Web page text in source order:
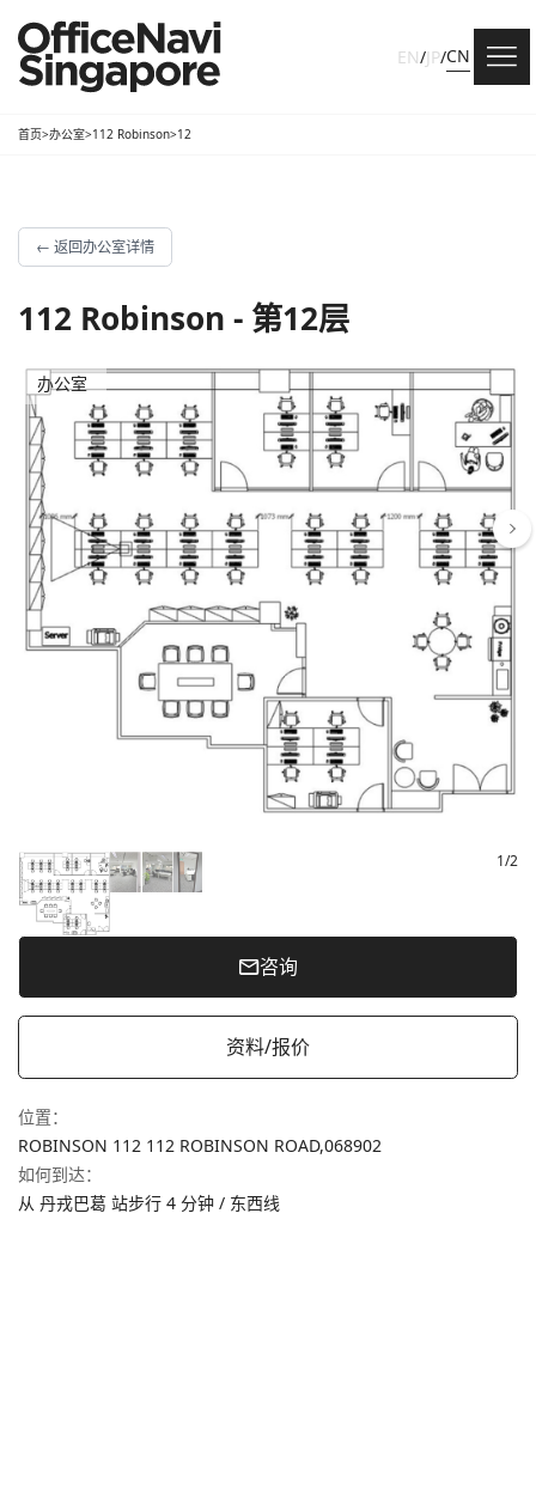
EN/JP/CN
首页>办公室>112 Robinson>12
← 返回办公室详情
112 Robinson - 第12层
办公室
1/2
咨询
资料/报价
位置：
ROBINSON 112 112 ROBINSON ROAD,068902
如何到达：
从 丹戎巴葛 站步行 4 分钟 / 东西线